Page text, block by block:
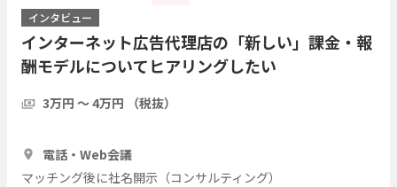
インタビュー
インターネット広告代理店の「新しい」課金・報
酬モデルについてヒアリングしたい
3万円 〜 4万円 （税抜）
電話・Web会議
マッチング後に社名開示（コンサルティング）